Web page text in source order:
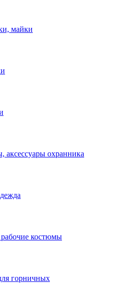
майки
аксессуары охранника
костюмы
горничных